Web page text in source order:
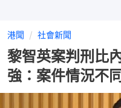
港聞 社會新聞
黎智英案判刑比
強：案件情況不